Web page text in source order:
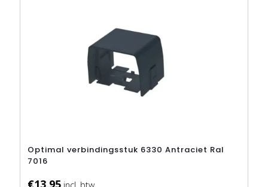
Optimal verbindingsstuk 6330 Antraciet Ral
7016